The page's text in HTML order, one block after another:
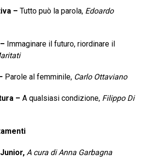
– Tutto può la parola, Edoardo
Immaginare il futuro, riordinare il
Parole al femminile, Carlo Ottaviano
– A qualsiasi condizione, Filippo Di
A cura di Anna Garbagna